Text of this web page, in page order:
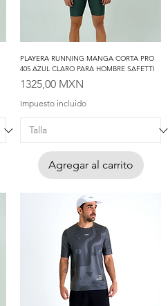
PLAYERA RUNNING MANGA CORTA PRO
405 AZUL CLARO PARA HOMBRE SAFETTI
Precio
1325,00 MXN
Impuesto incluido
Agregar al carrito